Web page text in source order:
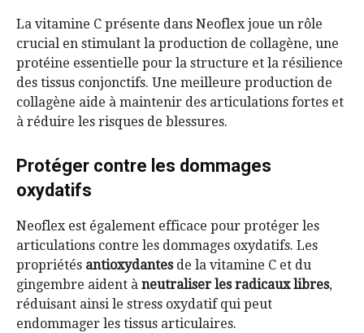
La vitamine C présente dans Neoflex joue un rôle
crucial en stimulant la production de collagène, une
protéine essentielle pour la structure et la résilience
des tissus conjonctifs. Une meilleure production de
collagène aide à maintenir des articulations fortes et
à réduire les risques de blessures.
Protéger contre les dommages
oxydatifs
Neoflex est également efficace pour protéger les
articulations contre les dommages oxydatifs. Les
propriétés antioxydantesde la vitamine C et du
gingembre aident à neutraliser les radicaux libres,
réduisant ainsi le stress oxydatif qui peut
endommager les tissus articulaires.